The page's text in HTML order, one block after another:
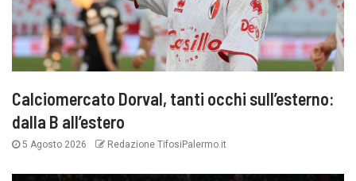
Calciomercato Dorval, tanti occhi sull’esterno:
dalla B all’estero
5 Agosto 2026 Redazione TifosiPalermo.it